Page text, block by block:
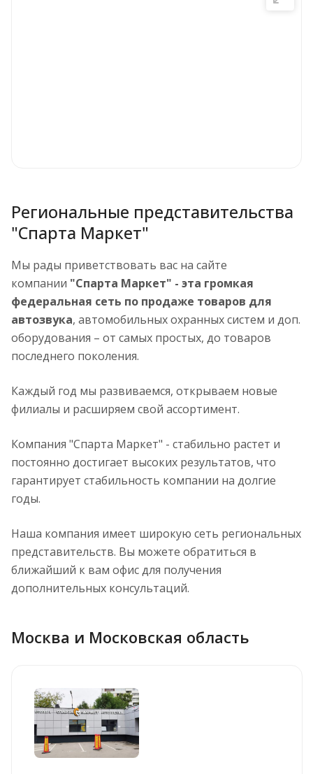
Региональные представительства
"Спарта Маркет"
Мы рады приветствовать вас на сайте
компании "Спарта Маркет" - эта громкая
федеральная сеть по продаже товаров для
автозвука, автомобильных охранных систем и доп.
оборудования – от самых простых, до товаров
последнего поколения.
Каждый год мы развиваемся, открываем новые
филиалы и расширяем свой ассортимент.
Компания "Спарта Маркет" - стабильно растет и
постоянно достигает высоких результатов, что
гарантирует стабильность компании на долгие
годы.
Наша компания имеет широкую сеть региональных
представительств. Вы можете обратиться в
ближайший к вам офис для получения
дополнительных консультаций.
Москва и Московская область